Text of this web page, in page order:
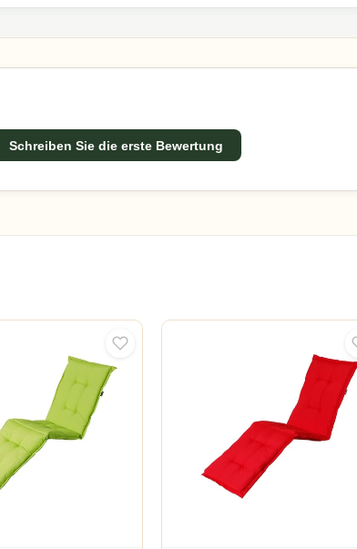
Schreiben Sie die erste Bewertung